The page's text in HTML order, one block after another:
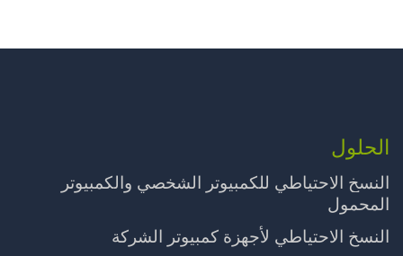
الحلول
النسخ الاحتياطي للكمبيوتر الشخصي والكمبيوتر
المحمول
النسخ الاحتياطي لأجهزة كمبيوتر الشركة